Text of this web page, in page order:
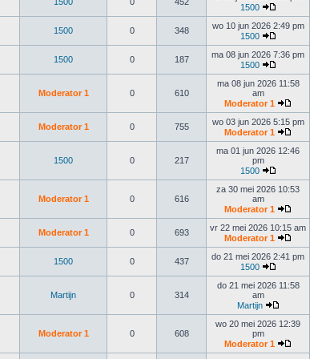
1500
1500 0 348
wo 10 jun 2026 2:49 pm
1500
1500 0 187
ma 08 jun 2026 7:36 pm
1500
Moderator 1 0 610
ma 08 jun 2026 11:58
am
Moderator 1
Moderator 1 0 755
wo 03 jun 2026 5:15 pm
Moderator 1
1500 0 217
ma 01 jun 2026 12:46
pm
1500
Moderator 1 0 616
za 30 mei 2026 10:53
am
Moderator 1
Moderator 1 0 693
vr 22 mei 2026 10:15 am
Moderator 1
1500 0 437
do 21 mei 2026 2:41 pm
1500
Martijn 0 314
do 21 mei 2026 11:58
am
Martijn
Moderator 1 0 608
wo 20 mei 2026 12:39
pm
Moderator 1